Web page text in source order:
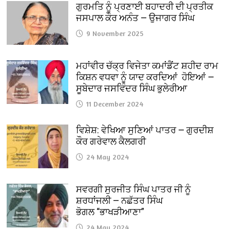
ਗੁਰਮਤਿ ਨੂੰ ਪ੍ਰਣਾਈ ਬਹਾਦਰੀ ਦੀ ਪ੍ਰਤੀਕ
ਜਸਪਾਲ ਕੌਰ ਅਨੰਤ — ਉਜਾਗਰ ਸਿੰਘ
9 November 2025
ਮਹਾਂਵੀਰ ਚੱਕ੍ਰ ਵਿਜੇਤਾ ਕਮਾਂਡੈਂਟ ਸ਼ਹੀਦ ਰਾਮ
ਕਿਸ਼ਨ ਵਧਵਾ ਨੂੰ ਯਾਦ ਕਰਦਿਆਂ ਹੋਇਆਂ —
ਸੂਬੇਦਾਰ ਜਸਵਿੰਦਰ ਸਿੰਘ ਭੁਲੇਰੀਆ
11 December 2024
ਵਿਸ਼ੇਸ਼: ਵੇਖਿਆ ਸੁਣਿਆਂ ਪਾਤਰ — ਗੁਰਦੀਸ਼
ਕੌਰ ਗਰੇਵਾਲ ਕੈਲਗਰੀ
24 May 2024
ਸਵਰਗੀ ਸੁਰਜੀਤ ਸਿੰਘ ਪਾਤਰ ਜੀ ਨੂੰ
ਸ਼ਰਧਾਂਜਲੀ — ਨਛੱਤਰ ਸਿੰਘ
ਭੋਗਲ “ਭਾਖੜੀਆਣਾ”
24 May 2024